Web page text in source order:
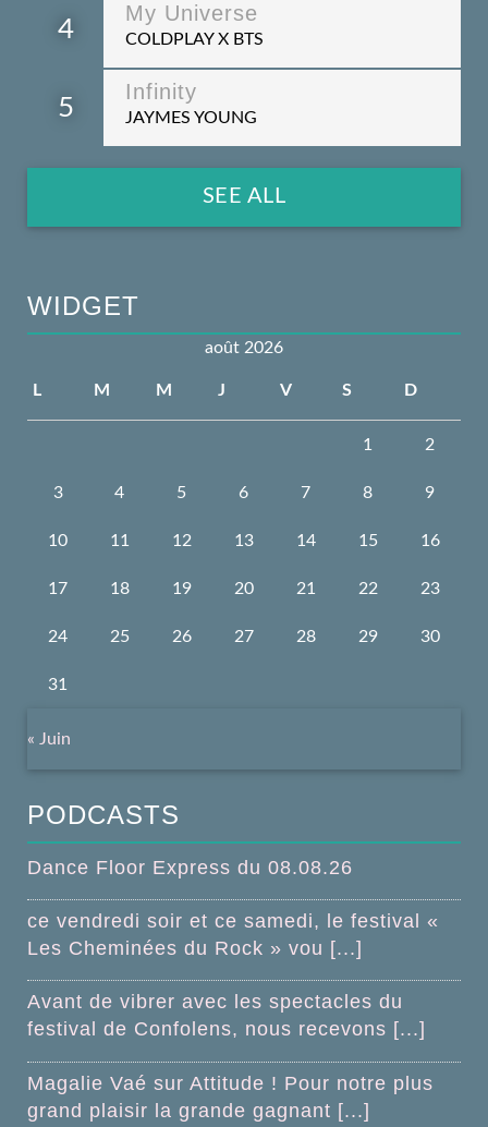
4
My Universe
COLDPLAY X BTS
5
Infinity
JAYMES YOUNG
SEE ALL
WIDGET
août 2026
L M M J V S D
1 2
3 4 5 6 7 8 9
10 11 12 13 14 15 16
17 18 19 20 21 22 23
24 25 26 27 28 29 30
31
« Juin
PODCASTS
Dance Floor Express du 08.08.26
ce vendredi soir et ce samedi, le festival «
Les Cheminées du Rock » vou [...]
Avant de vibrer avec les spectacles du
festival de Confolens, nous recevons [...]
Magalie Vaé sur Attitude ! Pour notre plus
grand plaisir la grande gagnant [...]